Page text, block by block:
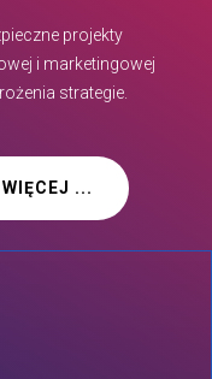
projekty
i marketingowej
strategie.
...